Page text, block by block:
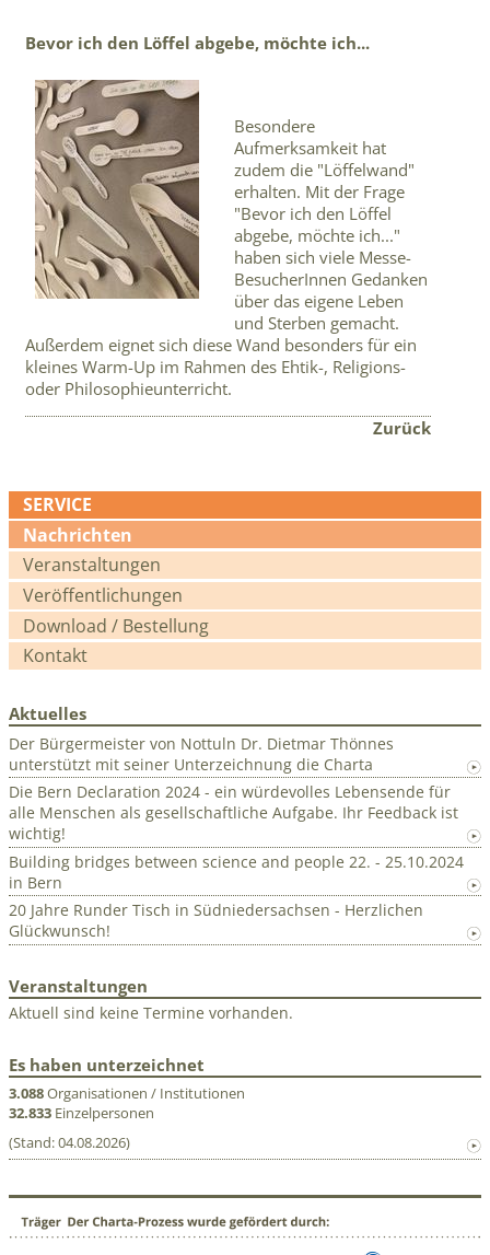
Bevor ich den Löffel abgebe, möchte ich...
Besondere
Aufmerksamkeit hat
zudem die "Löffelwand"
erhalten. Mit der Frage
"Bevor ich den Löffel
abgebe, möchte ich..."
haben sich viele Messe-
BesucherInnen Gedanken
über das eigene Leben
und Sterben gemacht.
Außerdem eignet sich diese Wand besonders für ein
kleines Warm-Up im Rahmen des Ehtik-, Religions-
oder Philosophieunterricht.
Zurück
SERVICE
Navigation
überspringen
Nachrichten
Veranstaltungen
Veröffentlichungen
Download / Bestellung
Kontakt
Aktuelles
Der Bürgermeister von Nottuln Dr. Dietmar Thönnes
unterstützt mit seiner Unterzeichnung die Charta
Die Bern Declaration 2024 - ein würdevolles Lebensende für
alle Menschen als gesellschaftliche Aufgabe. Ihr Feedback ist
wichtig!
Building bridges between science and people 22. - 25.10.2024
in Bern
20 Jahre Runder Tisch in Südniedersachsen - Herzlichen
Glückwunsch!
Veranstaltungen
Aktuell sind keine Termine vorhanden.
Es haben unterzeichnet
3.088Organisationen / Institutionen
32.833 Einzelpersonen
(Stand: 04.08.2026)